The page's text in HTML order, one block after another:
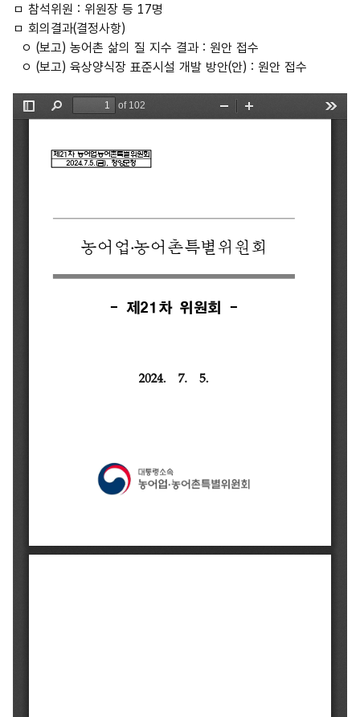
ㅁ 참석위원 : 위원장 등 17명
ㅁ 회의결과(결정사항)
ㅇ (보고) 농어촌 삶의 질 지수 결과 : 원안 접수
ㅇ (보고) 육상양식장 표준시설 개발 방안(안) : 원안 접수